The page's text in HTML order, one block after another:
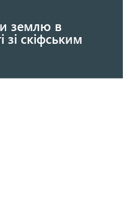
землю в
зі скіфським